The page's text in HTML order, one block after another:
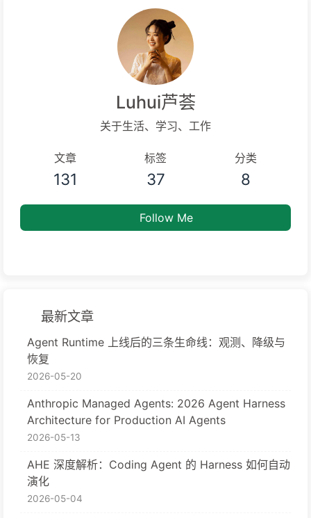
Luhui芦荟
关于生活、学习、工作
文章
131
标签
37
分类
8
Follow Me
最新文章
Agent Runtime 上线后的三条生命线：观测、降级与
恢复
2026-05-20
Anthropic Managed Agents: 2026 Agent Harness
Architecture for Production AI Agents
2026-05-13
AHE 深度解析：Coding Agent 的 Harness 如何自动
演化
2026-05-04